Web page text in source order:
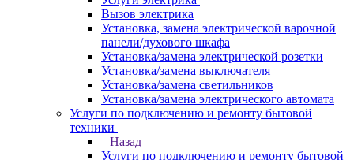
Вызов электрика
Установка, замена электрической варочной
панели/духового шкафа
Установка/замена электрической розетки
Установка/замена выключателя
Установка/замена светильников
Установка/замена электрического автомата
Услуги по подключению и ремонту бытовой
техники
Назад
Услуги по подключению и ремонту бытовой